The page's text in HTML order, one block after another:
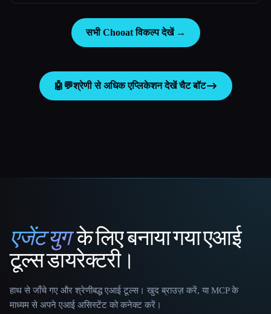
सभी Chooat विकल्प देखें →
🤖💬श्रेणी से अधिक एप्लिकेशन देखेंचैट बॉट
That AI Collection
एजेंट युगके लिए बनाया गया एआई
टूल्स डायरेक्टरी।
हाथ से जाँचे गए और श्रेणीबद्ध एआई टूल्स। खुद ब्राउज़ करें, या MCP के
माध्यम से अपने एआई असिस्टेंट को कनेक्ट करें।